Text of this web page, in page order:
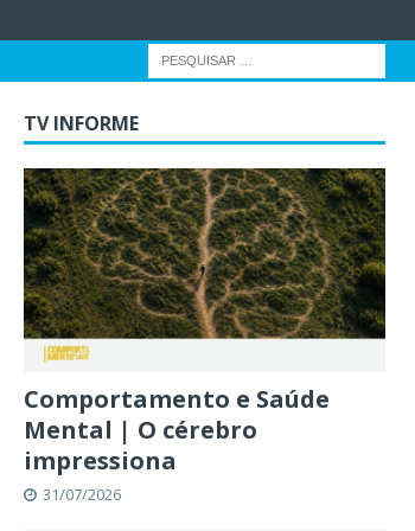
TV INFORME
Comportamento e Saúde
Mental | O cérebro
impressiona
31/07/2026